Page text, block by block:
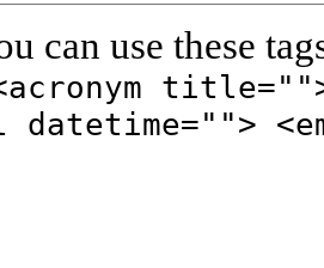
can use these
datetime="">